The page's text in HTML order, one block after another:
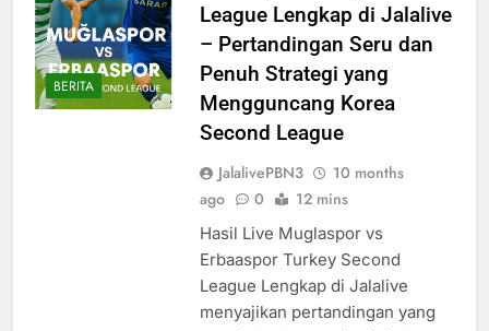
BERITA
League Lengkap di Jalalive
– Pertandingan Seru dan
Penuh Strategi yang
Mengguncang Korea
Second League
JalalivePBN3
10 months
ago
0 12 mins
Hasil Live Muglaspor vs
Erbaaspor Turkey Second
League Lengkap di Jalalive
menyajikan pertandingan yang